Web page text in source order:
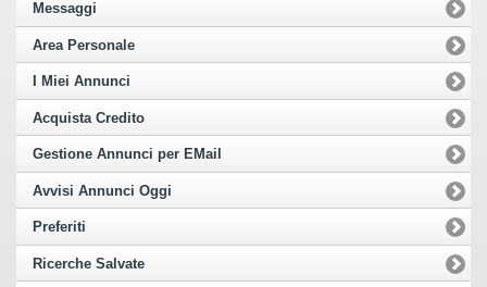
Messaggi
Area Personale
I Miei Annunci
Acquista Credito
Gestione Annunci per EMail
Avvisi Annunci Oggi
Preferiti
Ricerche Salvate